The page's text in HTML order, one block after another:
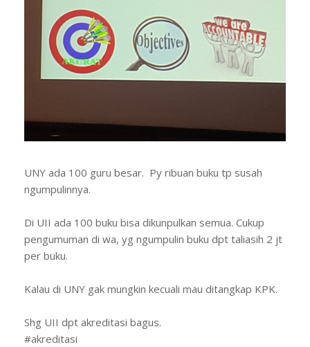
UNY ada 100 guru besar. Py ribuan buku tp susah
ngumpulinnya.
Di UII ada 100 buku bisa dikunpulkan semua. Cukup
pengumuman di wa, yg ngumpulin buku dpt taliasih 2 jt
per buku.
Kalau di UNY gak mungkin kecuali mau ditangkap KPK.
Shg UII dpt akreditasi bagus.
#akreditasi